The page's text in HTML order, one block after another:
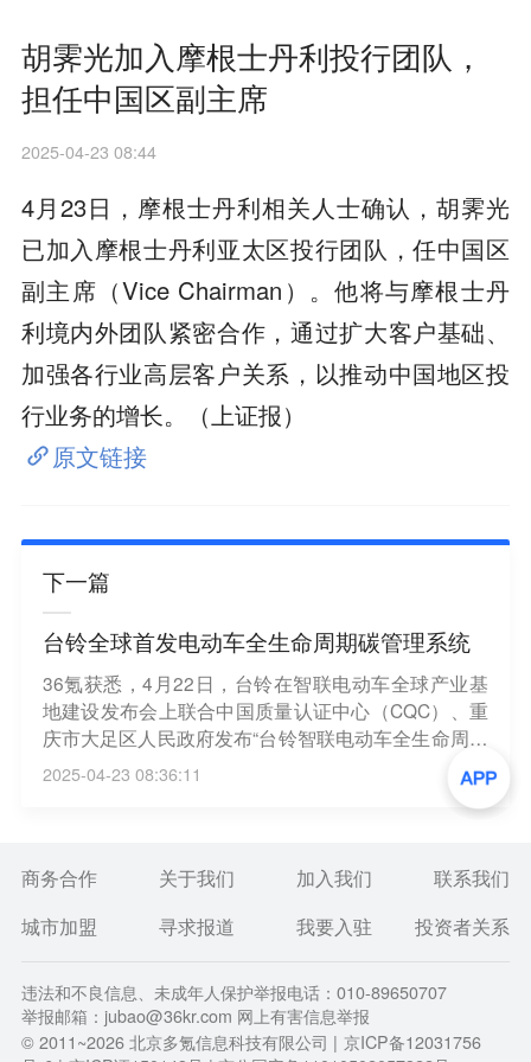
胡霁光加入摩根士丹利投行团队，
担任中国区副主席
2025-04-23 08:44
4月23日，摩根士丹利相关人士确认，胡霁光
已加入摩根士丹利亚太区投行团队，任中国区
副主席（Vice Chairman）。他将与摩根士丹
利境内外团队紧密合作，通过扩大客户基础、
加强各行业高层客户关系，以推动中国地区投
行业务的增长。（上证报）
原文链接
下一篇
台铃全球首发电动车全生命周期碳管理系统
36氪获悉，4月22日，台铃在智联电动车全球产业基
地建设发布会上联合中国质量认证中心（CQC）、重
庆市大足区人民政府发布“台铃智联电动车全生命周期
碳管理系统”。
2025-04-23 08:36:11
商务合作 关于我们 加入我们
联系我们
城市加盟
寻求报道 我要入驻 投资者关系
违法和不良信息、未成年人保护举报电话：010-89650707
举报邮箱：jubao@36kr.com 网上有害信息举报
© 2011~2026北京多氪信息科技有限公司 | 京ICP备12031756